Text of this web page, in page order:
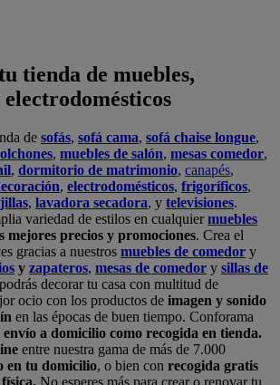
tienda de muebles,
de sofás, sofá cama, sofá chaise longue,
, muebles de salón, mesas comedor,
, dormitorio de matrimonio, canapés,
, electrodomésticos, frigoríficos,
, lavadora secadora, y televisiones.
variedad de estilos en cualquiermuebles
mejores precios y promociones. Crea el
gracias a nuestros muebles de comedor y
y zapateros, mesas de comedor y sillas de
decorar tu casa con multitud de
ocio con los productos de imagen y sonido
en las épocas de buen tiempo. Conforama
envío a domicilio como recogida en tienda.
entre nuestra gama de más de 7.000
en tu domicilio, o bien con recogida gratis
No esperes más para crear o renovar tu